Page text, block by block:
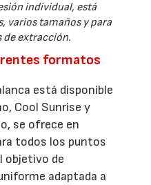
individual, está
varios tamaños y para
de extracción.
formatos
está disponible
Cool Sunrise y
se ofrece en
todos los puntos
objetivo de
adaptada a